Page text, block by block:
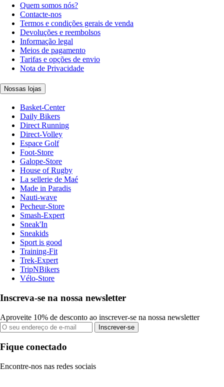
Quem somos nós?
Contacte-nos
Termos e condições gerais de venda
Devoluções e reembolsos
Informação legal
Meios de pagamento
Tarifas e opções de envio
Nota de Privacidade
Nossas lojas
Basket-Center
Daily Bikers
Direct Running
Direct-Volley
Espace Golf
Foot-Store
Galope-Store
House of Rugby
La sellerie de Maé
Made in Paradis
Nauti-wave
Pecheur-Store
Smash-Expert
Sneak'In
Sneakids
Sport is good
Training-Fit
Trek-Expert
TripNBikers
Vélo-Store
Inscreva-se na nossa newsletter
Aproveite 10% de desconto ao inscrever-se na nossa newsletter
Inscrever-se
Fique conectado
Encontre-nos nas redes sociais